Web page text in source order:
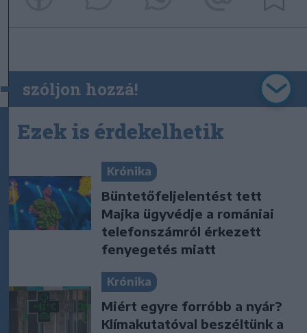
szóljon hozzá!
Ezek is érdekelhetik
Krónika
Büntetőfeljelentést tett
Majka ügyvédje a romániai
telefonszámról érkezett
fenyegetés miatt
Krónika
Miért egyre forróbb a nyár?
Klímakutatóval beszéltünk a